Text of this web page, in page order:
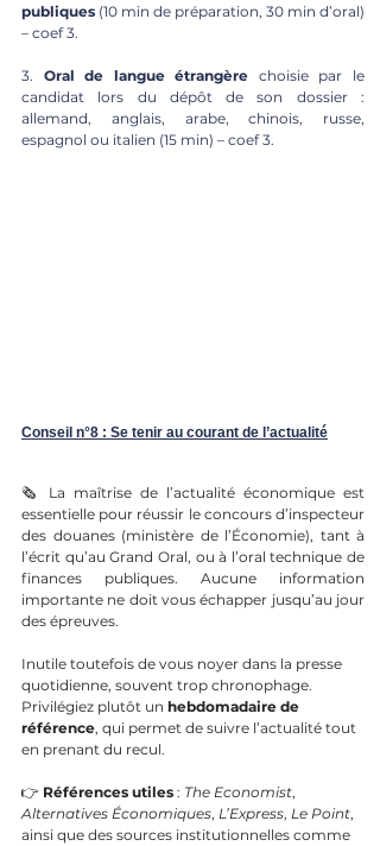
publiques (10 min de préparation, 30 min d’oral)
– coef 3.
3. Oral de langue étrangère choisie par le
candidat lors du dépôt de son dossier :
allemand, anglais, arabe, chinois, russe,
espagnol ou italien (15 min) – coef 3.
Conseil n°8 : Se tenir au courant de l’actualité
🗞️ La maîtrise de l’actualité économique est
essentielle pour réussir le concours d’inspecteur
des douanes (ministère de l’Économie), tant à
l’écrit qu’au Grand Oral, ou à l’oral technique de
finances publiques. Aucune information
importante ne doit vous échapper jusqu’au jour
des épreuves.
Inutile toutefois de vous noyer dans la presse
quotidienne, souvent trop chronophage.
Privilégiez plutôt un hebdomadaire de
référence, qui permet de suivre l’actualité tout
en prenant du recul.
👉 Références utiles : The Economist,
Alternatives Économiques, L’Express, Le Point,
ainsi que des sources institutionnelles comme